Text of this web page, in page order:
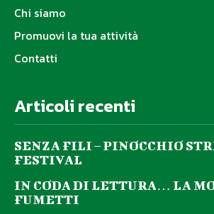
Chi siamo
Promuovi la tua attività
Contatti
Articoli recenti
SENZA FILI – PINOCCHIO
FESTIVAL
IN CODA DI LETTURA… LA
FUMETTI